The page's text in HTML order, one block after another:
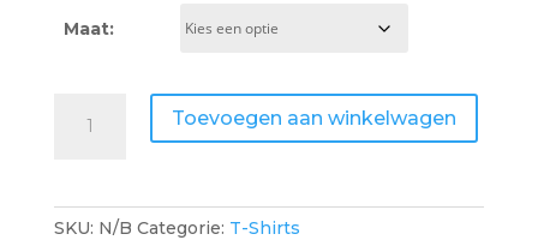
Maat:
aantal
Toevoegen aan winkelwagen
SKU: N/B Categorie: T-Shirts